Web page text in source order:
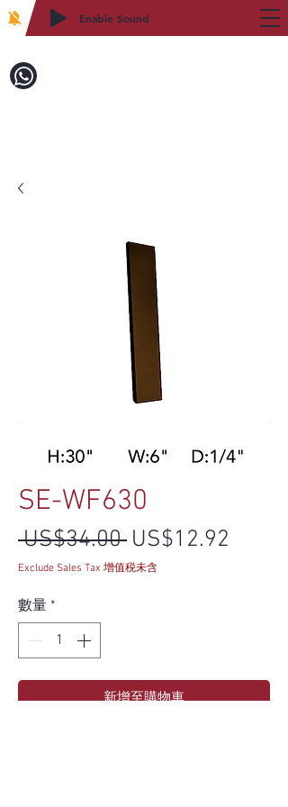
Enable Sound
SE-WF630
US$34.00 一般價格
US$12.92
Exclude Sales Tax 增值税未含
數量 *
新增至購物車